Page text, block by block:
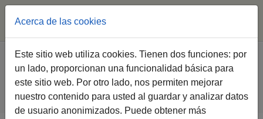
Saltar al contenido principal
Estás aquí:
Jerez.es Webs Municipales
Voluntariado
Haz Voluntariado
Relación de entidades de voluntariado
Relación de entidades mostrar etiquetas
Acerca de las cookies
Este sitio web utiliza cookies. Tienen dos funciones: por
un lado, proporcionan una funcionalidad básica para
este sitio web. Por otro lado, nos permiten mejorar
nuestro contenido para usted al guardar y analizar datos
de usuario anonimizados. Puede obtener más